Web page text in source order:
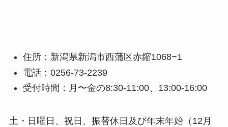
住所：新潟県新潟市西蒲区赤鏥1068−1
電話：0256-73-2239
受付時間：月〜金の8:30-11:00、13:00-16:00
土・日曜日、祝日、振替休日及び年末年始（12月